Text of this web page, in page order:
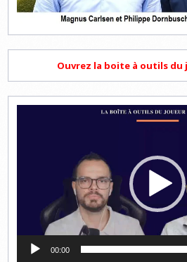
Ouvrez la boite à outils du
00:00